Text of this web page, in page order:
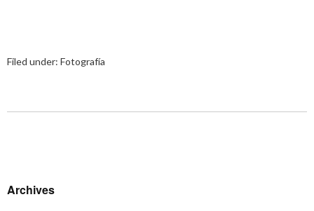
Filed under: Fotografía
Archives